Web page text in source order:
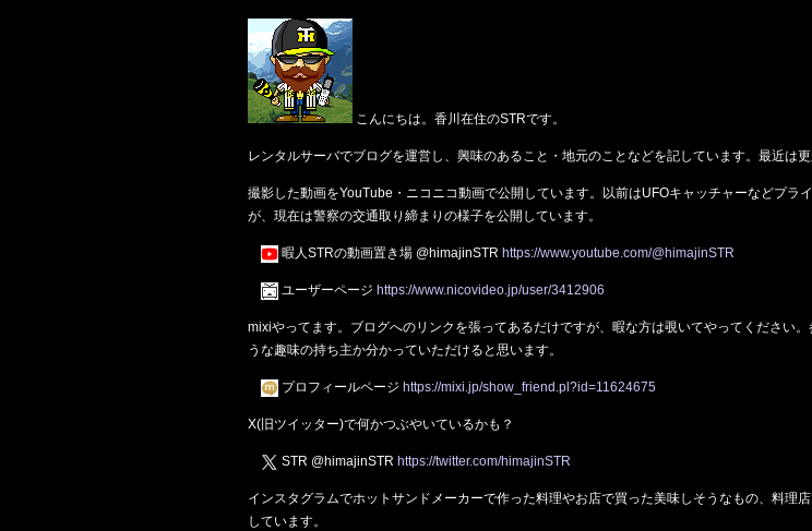
こんにちは。香川在住のSTRです。
レンタルサーバでブログを運営し、興味のあること・地元のことなどを記しています。最近は更
撮影した動画をYouTube・ニコニコ動画で公開しています。以前はUFOキャッチャーなどプラ
が、現在は警察の交通取り締まりの様子を公開しています。
暇人STRの動画置き場 @himajinSTR https://www.youtube.com/@himajinSTR
ユーザーページ https://www.nicovideo.jp/user/3412906
mixiやってます。ブログへのリンクを張ってあるだけですが、暇な方は覗いてやってください
うな趣味の持ち主か分かっていただけると思います。
プロフィールページ https://mixi.jp/show_friend.pl?id=11624675
X(旧ツイッター)で何かつぶやいているかも？
STR @himajinSTR https://twitter.com/himajinSTR
インスタグラムでホットサンドメーカーで作った料理やお店で買った美味しそうなもの、料理
しています。